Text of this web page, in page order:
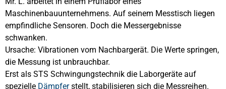
Maschinenbauunternehmens. Auf seinem Messtisch liegen
empfindliche Sensoren. Doch die Messergebnisse
schwanken.
Ursache: Vibrationen vom Nachbargerät. Die Werte springen,
die Messung ist unbrauchbar.
Erst als STS Schwingungstechnik die Laborgeräte auf
spezielle Dämpferstellt, stabilisieren sich die Messreihen.